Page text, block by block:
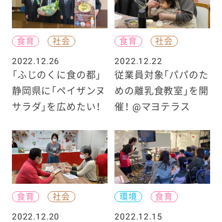
食育
社会
2022.12.26
「ふじのくに食の都」
静岡県に「ペイザンヌ
サラダ」を広めたい！
食育
社会
2022.12.22
従業員対象「パパのた
めの離乳食教室」を開
催！ @マヨテラス
食育
社会
2022.12.20
環境
食育
2022.12.15